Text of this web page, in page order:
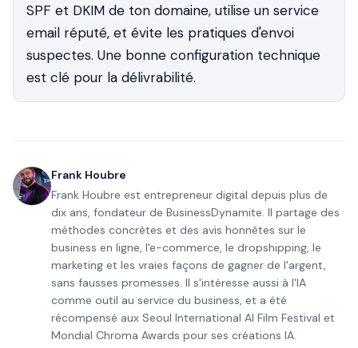
SPF et DKIM de ton domaine, utilise un service
email réputé, et évite les pratiques d'envoi
suspectes. Une bonne configuration technique
est clé pour la délivrabilité.
Frank Houbre
Frank Houbre est entrepreneur digital depuis plus de
dix ans, fondateur de BusinessDynamite. Il partage des
méthodes concrètes et des avis honnêtes sur le
business en ligne, l'e-commerce, le dropshipping, le
marketing et les vraies façons de gagner de l'argent,
sans fausses promesses. Il s'intéresse aussi à l'IA
comme outil au service du business, et a été
récompensé aux Seoul International AI Film Festival et
Mondial Chroma Awards pour ses créations IA.